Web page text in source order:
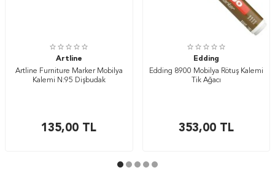
Artline
Artline Furniture Marker Mobilya
Kalemi N:95 Dişbudak
135,00 TL
Edding
Edding 8900 Mobilya Rötuş Kalemi
Tik Ağacı
353,00TL